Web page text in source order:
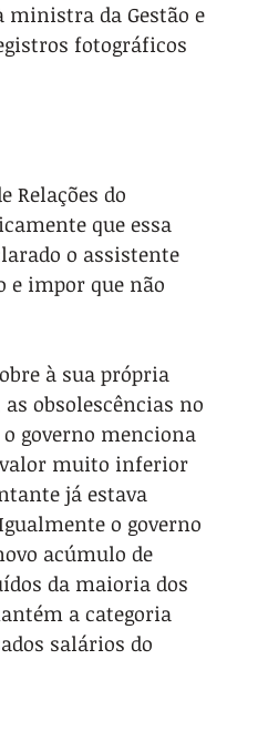
ministra da Gestão e
fotográficos
Relações do
que essa
o assistente
impor que não
à sua própria
obsolescências no
o governo menciona
valor muito inferior
já estava
o governo
acúmulo de
da maioria dos
a categoria
salários do